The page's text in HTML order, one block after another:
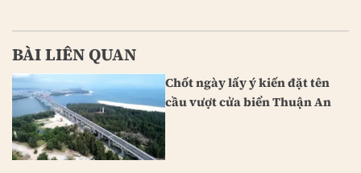
BÀI LIÊN QUAN
Chốt ngày lấy ý kiến đặt tên
cầu vượt cửa biển Thuận An